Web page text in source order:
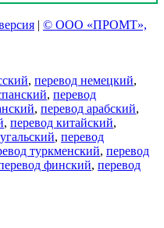
| © ООО «ПРОМТ»,
, перевод немецкий,
, перевод
, перевод арабский,
, перевод китайский,
, перевод
туркменский, перевод
финский, перевод